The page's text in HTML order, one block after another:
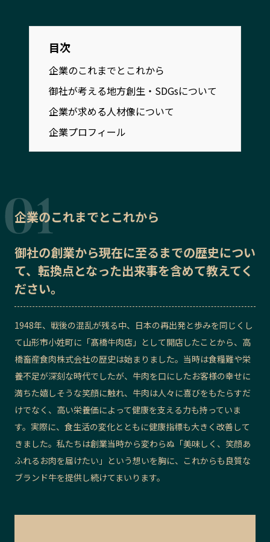
カテゴリから探す
MILCプロジェクト
選出企業特別対談
Localist
「人」から探す
記事ライター アンバサダー
お問い合わせ 会社概要
目次
企業のこれまでとこれから
御社が考える地方創生・SDGsについて
企業が求める人材像について
企業プロフィール
企業のこれまでとこれから
御社の創業から現在に至るまでの歴史につい
て、転換点となった出来事を含めて教えてく
ださい。
1948年、戦後の混乱が残る中、日本の再出発と歩みを同じくし
て山形市小姓町に「髙橋牛肉店」として開店したことから、高
橋畜産食肉株式会社の歴史は始まりました。当時は食糧難や栄
養不足が深刻な時代でしたが、牛肉を口にしたお客様の幸せに
満ちた嬉しそうな笑顔に触れ、牛肉は人々に喜びをもたらすだ
けでなく、高い栄養価によって健康を支える力も持っていま
す。実際に、食生活の変化とともに健康指標も大きく改善して
きました。私たちは創業当時から変わらぬ「美味しく、笑顔あ
ふれるお肉を届けたい」という想いを胸に、これからも良質な
ブランド牛を提供し続けてまいります。